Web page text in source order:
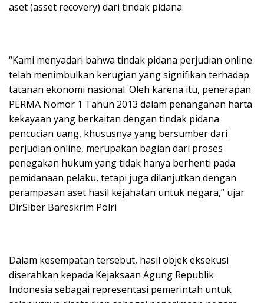
aset (asset recovery) dari tindak pidana.
“Kami menyadari bahwa tindak pidana perjudian online
telah menimbulkan kerugian yang signifikan terhadap
tatanan ekonomi nasional. Oleh karena itu, penerapan
PERMA Nomor 1 Tahun 2013 dalam penanganan harta
kekayaan yang berkaitan dengan tindak pidana
pencucian uang, khususnya yang bersumber dari
perjudian online, merupakan bagian dari proses
penegakan hukum yang tidak hanya berhenti pada
pemidanaan pelaku, tetapi juga dilanjutkan dengan
perampasan aset hasil kejahatan untuk negara,” ujar
DirSiber Bareskrim Polri
Dalam kesempatan tersebut, hasil objek eksekusi
diserahkan kepada Kejaksaan Agung Republik
Indonesia sebagai representasi pemerintah untuk